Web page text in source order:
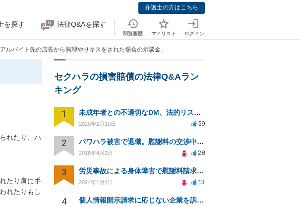
弁護士の方はこちら
を探す 法律Q&Aを探す
閲覧履歴 マイリスト ログイン
ルバイト先の店長から無理やりキスをされた場合の示談金」
れたり、ハ
たり肩に手
れたりもし
セクハラの損害賠償の法律Q&Aラン
キング
1 未成年者との不適切なDM、法的リスクと安全対策は？
2020年2月10日 59
2 パワハラ被害で退職。慰謝料の交渉中に勤務先側が弁護士を立ててきました
2018年4月2日 28
3 労災事故による身体障害で慰謝料請求はできるのでしょうか？
2024年1月4日 13
4 個人情報開示請求に応じない企業を訴えたい